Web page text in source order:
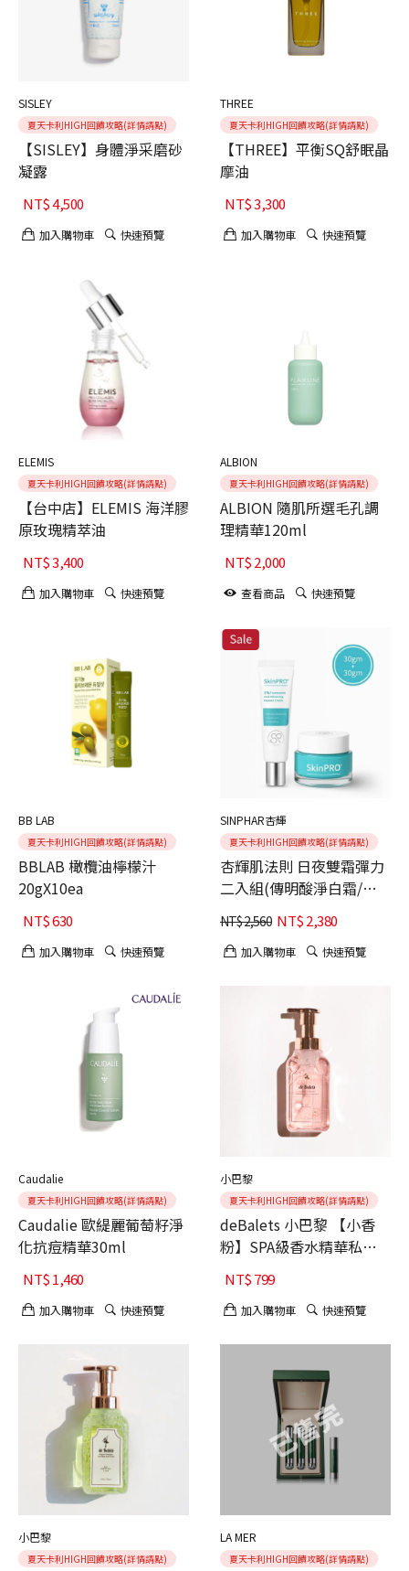
SISLEY
夏天卡利HIGH回饋攻略(詳情請點)
【SISLEY】身體淨采磨砂
凝露
NT$4,500
加入購物車 快速預覽
THREE
夏天卡利HIGH回饋攻略(詳情請點)
【THREE】平衡SQ舒眠晶
摩油
NT$3,300
加入購物車 快速預覽
ELEMIS
夏天卡利HIGH回饋攻略(詳情請點)
【台中店】ELEMIS 海洋膠
原玫瑰精萃油
NT$3,400
加入購物車 快速預覽
ALBION
夏天卡利HIGH回饋攻略(詳情請點)
ALBION 隨肌所選毛孔調
理精華120ml
NT$2,000
查看商品 快速預覽
BB LAB
夏天卡利HIGH回饋攻略(詳情請點)
BBLAB 橄欖油檸檬汁
20gX10ea
NT$630
加入購物車 快速預覽
SINPHAR杏輝
夏天卡利HIGH回饋攻略(詳情請點)
杏輝肌法則 日夜雙霜彈力
二入組(傳明酸淨白霜/胜
肽彈力精華乳)
NT$2,560 NT$2,380
加入購物車 快速預覽
Caudalie
夏天卡利HIGH回饋攻略(詳情請點)
Caudalie 歐緹麗葡萄籽淨
化抗痘精華30ml
NT$1,460
加入購物車 快速預覽
小巴黎
夏天卡利HIGH回饋攻略(詳情請點)
deBalets 小巴黎 【小香
粉】SPA級香水精華私密
慕斯-莓果花香 200ml BP
NT$799
加入購物車 快速預覽
小巴黎
夏天卡利HIGH回饋攻略(詳情請點)
LA MER
夏天卡利HIGH回饋攻略(詳情請點)